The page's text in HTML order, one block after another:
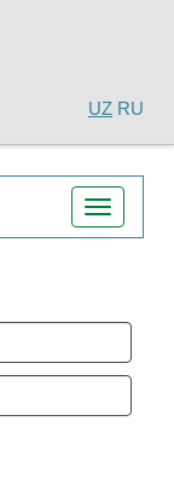
UZ RU
Toggle
navigation